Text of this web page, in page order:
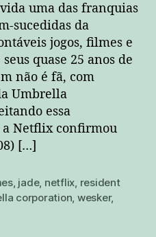
uma das franquias
sucedidas da
jogos, filmes e
quase 25 anos de
não é fã, com
Umbrella
essa
Netflix confirmou
[…]
, jade, netflix, resident
corporation, wesker,